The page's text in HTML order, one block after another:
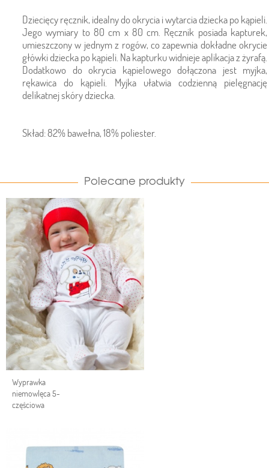
Dziecięcy ręcznik, idealny do okrycia i wytarcia dziecka po kąpieli.
Jego wymiary to 80 cm x 80 cm. Ręcznik posiada kapturek,
umieszczony w jednym z rogów, co zapewnia dokładne okrycie
główki dziecka po kąpieli. Na kapturku widnieje aplikacja z żyrafą.
Dodatkowo do okrycia kąpielowego dołączona jest myjka,
rękawica do kąpieli. Myjka ułatwia codzienną pielęgnację
delikatnej skóry dziecka.
Skład: 82% bawełna, 18% poliester.
Polecane produkty
Wyprawka
niemowlęca 5-
częściowa